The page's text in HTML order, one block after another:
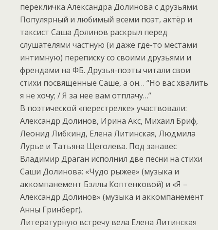
перекличка Александра Долинова с друзьями.
Популярный и любимый всеми поэт, актёр и
таксист Саша Долинов раскрыл перед
слушателями частную (и даже где-то местами
интимную) переписку со своими друзьями и
френдами на ФБ. Друзья-поэты читали свои
стихи посвященные Саше, а он… “Но вас хвалить
я не хочу; / Я за нее вам отплачу…”
В поэтической «перестрелке» участвовали:
Александр Долинов, Ирина Акс, Михаил Бриф,
Леонид Либкинд, Елена Литинская, Людмила
Лурье и Татьяна Щеголева. Под занавес
Владимир Драган исполнил две песни на стихи
Саши Долинова: «Чудо рыжее» (музыка и
аккомпанемент Бэллы Коптенковой) и «Я –
Александр Долинов» (музыка и аккомпанемент
Анны Гринберг).
Литературную встречу вела Елена Литинская